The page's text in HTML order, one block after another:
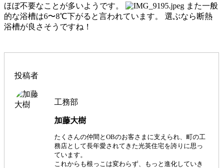
ほぼ不要なことが多いようです。
また一般
的な浴槽は6〜8℃下がると言われています。 選ぶなら断熱
浴槽が良さそうですね！
投稿者
工務部
加藤大樹
たくさんの仲間とOBのお客さまに支えられ、町の工
務店として長年愛されてきた光英住宅を誇りに思っ
ています。
これからも根っこは変わらず、もっと進化していき